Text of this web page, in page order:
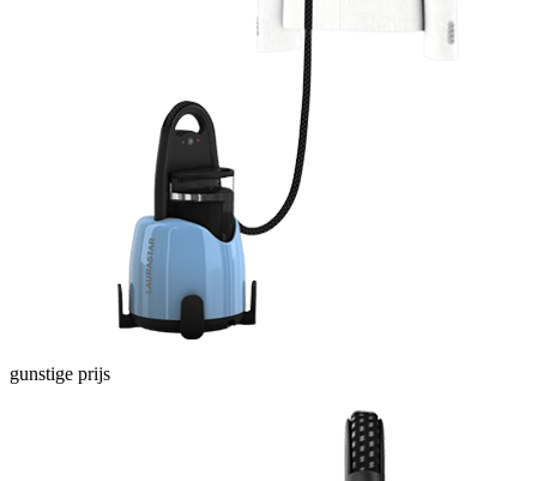
gunstige prijs